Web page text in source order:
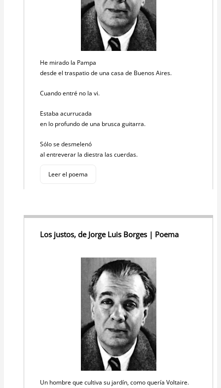
He mirado la Pampa
desde el traspatio de una casa de Buenos Aires.
Cuando entré no la vi.
Estaba acurrucada
en lo profundo de una brusca guitarra.
Sólo se desmelenó
al entreverar la diestra las cuerdas.
Leer el poema
Los justos, de Jorge Luis Borges | Poema
Un hombre que cultiva su jardín, como quería Voltaire.